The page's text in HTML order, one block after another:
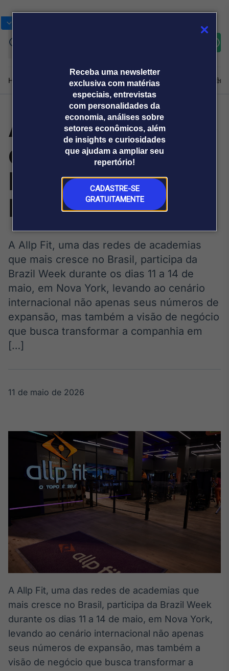
Receba uma newsletter
exclusiva com matérias
especiais, entrevistas
com personalidades da
economia, análises sobre
setores econômicos, além
de insights e curiosidades
que ajudam a ampliar seu
repertório!
CADASTRE-SE
GRATUITAMENTE
Home Produtos e soluçõesNotíciasBlogWeekend
Broadcast
Broadcast+
O mercado
financeiro em
tempo real
Broadcast
Agro
Tudo sobre o
agronegócio
Broadcast
Político
Os bastidores da
Broadcast
White Label
Plataforma para
conteúdos
personalizados
Soluções de Dados
OTC
Plataforma para
Broadcast
Datafeed
APIs para
integração de
conteúdos e
Sobre nós Releases Broadcast
Prêmio Broadcast
Analistas
Prêmio Broadcast
Empresas
Agências de
comunicação
Releases
Allp Fit leva plano
de expansão à
Brazil Week em
NY
A Allp Fit, uma das redes de academias
que mais cresce no Brasil, participa da
Brazil Week durante os dias 11 a 14 de
maio, em Nova York, levando ao cenário
internacional não apenas seus números de
expansão, mas também a visão de negócio
que busca transformar a companhia em
[…]
11 de maio de 2026
A Allp Fit, uma das redes de academias que
mais cresce no Brasil, participa da Brazil Week
durante os dias 11 a 14 de maio, em Nova York,
levando ao cenário internacional não apenas
seus números de expansão, mas também a
visão de negócio que busca transformar a